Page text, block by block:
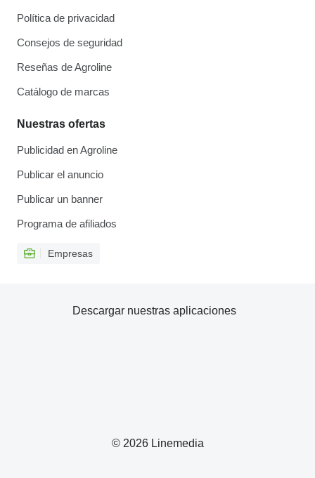
Política de privacidad
Consejos de seguridad
Reseñas de Agroline
Catálogo de marcas
Nuestras ofertas
Publicidad en Agroline
Publicar el anuncio
Publicar un banner
Programa de afiliados
Empresas
© 2026 Linemedia
Descargar nuestras aplicaciones